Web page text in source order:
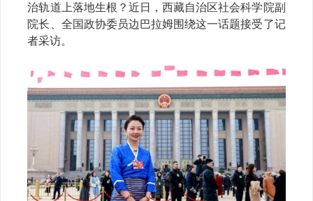
治轨道上落地生根？近日，西藏自治区社会科学院副
院长、全国政协委员边巴拉姆围绕这一话题接受了记
者采访。